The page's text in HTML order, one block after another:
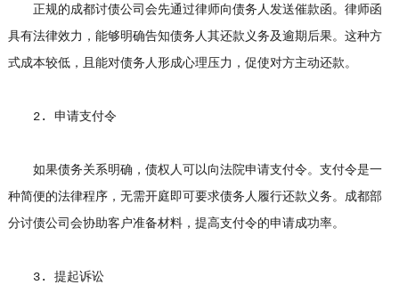
正规的成都讨债公司会先通过律师向债务人发送催款函。律师函
具有法律效力，能够明确告知债务人其还款义务及逾期后果。这种方
式成本较低，且能对债务人形成心理压力，促使对方主动还款。
2. 申请支付令
如果债务关系明确，债权人可以向法院申请支付令。支付令是一
种简便的法律程序，无需开庭即可要求债务人履行还款义务。成都部
分讨债公司会协助客户准备材料，提高支付令的申请成功率。
3. 提起诉讼